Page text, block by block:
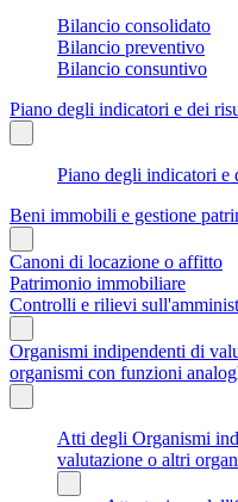
Bilancio consolidato
Bilancio preventivo
Bilancio consuntivo
Piano degli indicatori e dei
Piano degli indicatori e
Beni immobili e gestione
Canoni di locazione o affitto
Patrimonio immobiliare
Controlli e rilievi
Organismi indipendenti di
organismi con funzioni
Atti degli Organismi
valutazione o altri